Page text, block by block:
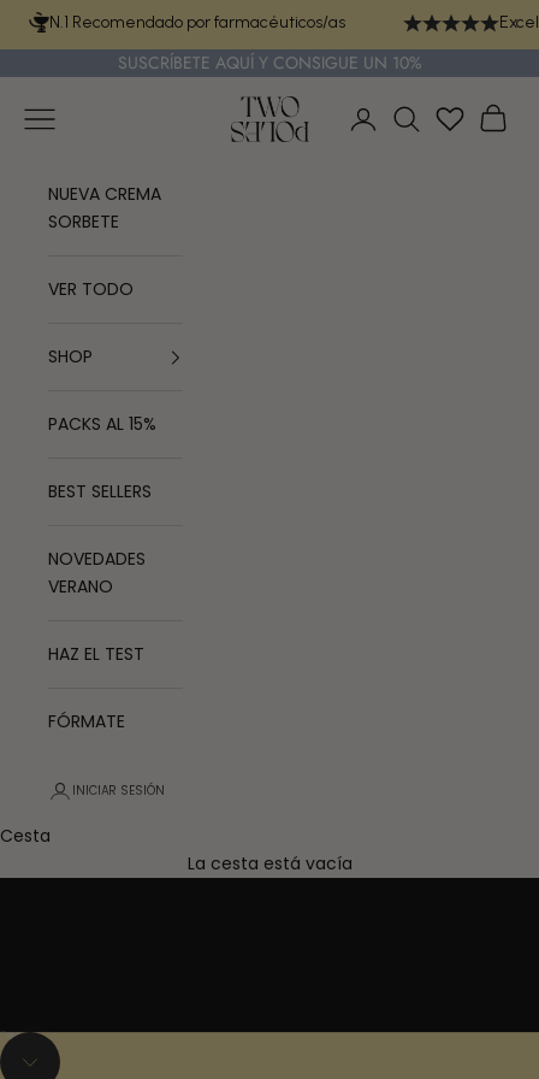
Ir al contenidoN.1 Recomendado por farmacéuticos/as
SUSCRÍBETE AQUÍ Y CONSIGUE UN 10%
TWO POLES
Menú
Iniciar sesión
Buscar
NUEVA CREMA
SORBETE
VER TODO
SHOP
PACKS AL 15%
BEST SELLERS
NOVEDADES
VERANO
HAZ EL TEST
FÓRMATE
INICIAR SESIÓN
Cesta
La cesta está vacía
Ir al artículo 1
Ir al artículo 2
Ir al artículo 3